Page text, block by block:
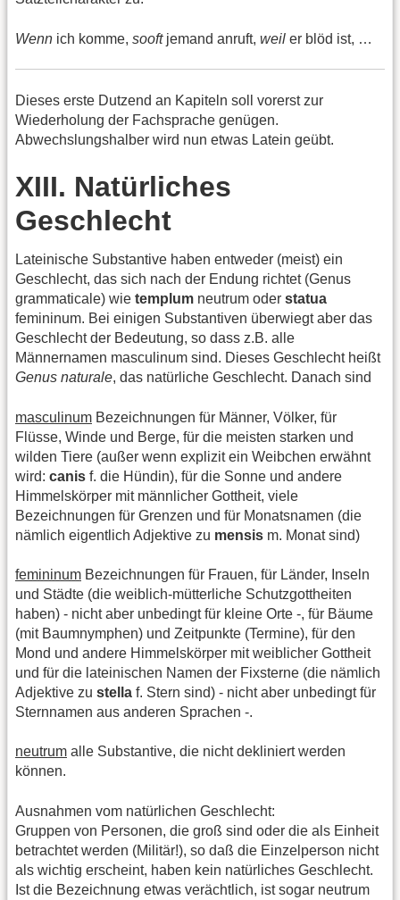
Wenn ich komme, sooftjemand anruft, weil er blöd ist, …
Dieses erste Dutzend an Kapiteln soll vorerst zur
Wiederholung der Fachsprache genügen.
Abwechslungshalber wird nun etwas Latein geübt.
XIII. Natürliches
Geschlecht
Lateinische Substantive haben entweder (meist) ein
Geschlecht, das sich nach der Endung richtet (Genus
grammaticale) wie templum neutrum oder statua
femininum. Bei einigen Substantiven überwiegt aber das
Geschlecht der Bedeutung, so dass z.B. alle
Männernamen masculinum sind. Dieses Geschlecht heißt
Genus naturale, das natürliche Geschlecht. Danach sind
masculinum Bezeichnungen für Männer, Völker, für
Flüsse, Winde und Berge, für die meisten starken und
wilden Tiere (außer wenn explizit ein Weibchen erwähnt
wird: canis f. die Hündin), für die Sonne und andere
Himmelskörper mit männlicher Gottheit, viele
Bezeichnungen für Grenzen und für Monatsnamen (die
nämlich eigentlich Adjektive zu mensis m. Monat sind)
femininum Bezeichnungen für Frauen, für Länder, Inseln
und Städte (die weiblich-mütterliche Schutzgottheiten
haben) - nicht aber unbedingt für kleine Orte -, für Bäume
(mit Baumnymphen) und Zeitpunkte (Termine), für den
Mond und andere Himmelskörper mit weiblicher Gottheit
und für die lateinischen Namen der Fixsterne (die nämlich
Adjektive zu stella f. Stern sind) - nicht aber unbedingt für
Sternnamen aus anderen Sprachen -.
neutrum alle Substantive, die nicht dekliniert werden
können.
Ausnahmen vom natürlichen Geschlecht:
Gruppen von Personen, die groß sind oder die als Einheit
betrachtet werden (Militär!), so daß die Einzelperson nicht
als wichtig erscheint, haben kein natürliches Geschlecht.
Ist die Bezeichnung etwas verächtlich, ist sogar neutrum